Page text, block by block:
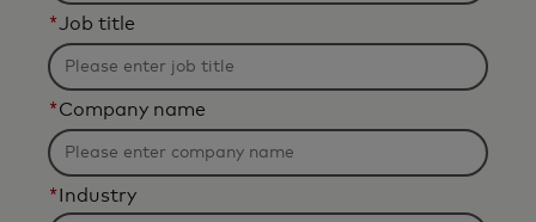
*Job title
*Company name
* Industry